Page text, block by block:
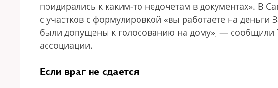
придирались к каким-то недочетам в документах». В
с участков с формулировкой «вы работаете на деньги
были допущены к голосованию на дому», — сообщили
ассоциации.
Если враг не сдается